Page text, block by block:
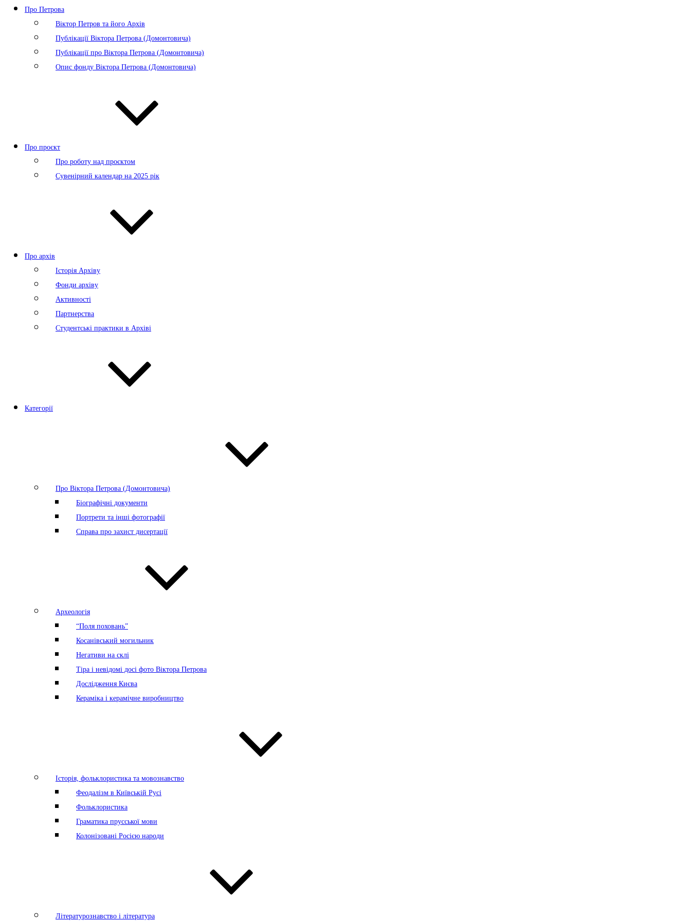
Про Петрова
Віктор Петров та його Архів
Публікації Віктора Петрова (Домонтовича)
Публікації про Віктора Петрова (Домонтовича)
Опис фонду Віктора Петрова (Домонтовича)
Про проєкт
Про роботу над проєктом
Сувенірний календар на 2025 рік
Про архів
Історія Архіву
Фонди архіву
Активності
Партнерства
Студентські практики в Архіві
Категорії
Про Віктора Петрова (Домонтовича)
Біографічні документи
Портрети та інші фотографії
Справа про захист дисертації
Археологія
“Поля поховань”
Косанівський могильник
Негативи на склі
Тіра і невідомі досі фото Віктора Петрова
Дослідження Києва
Кераміка і керамічне виробництво
Історія, фольклористика та мовознавство
Феодалізм в Київській Русі
Фольклористика
Граматика прусської мови
Колонізовані Росією народи
Літературознавство і література